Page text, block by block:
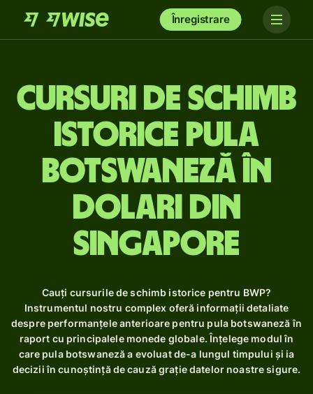
Înregistrare
Cursuri de schimb
istorice pula
botswaneză în
dolari din
Singapore
Cauți cursurile de schimb istorice pentru BWP?
Instrumentul nostru complex oferă informații detaliate
despre performanțele anterioare pentru pula botswaneză în
raport cu principalele monede globale. Înțelege modul în
care pula botswaneză a evoluat de-a lungul timpului și ia
decizii în cunoștință de cauză grație datelor noastre sigure.